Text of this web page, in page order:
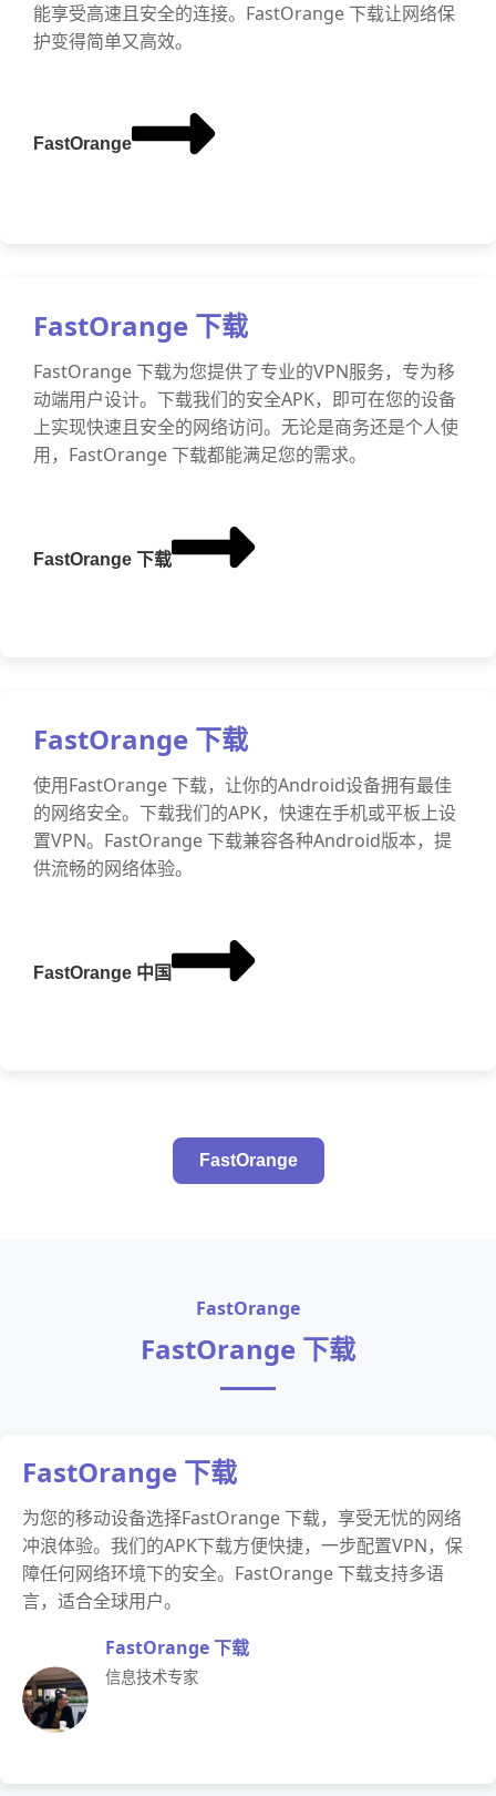
能享受高速且安全的连接。FastOrange 下载让网络保
护变得简单又高效。
FastOrange
FastOrange 下载
FastOrange 下载为您提供了专业的VPN服务，专为移
动端用户设计。下载我们的安全APK，即可在您的设备
上实现快速且安全的网络访问。无论是商务还是个人使
用，FastOrange 下载都能满足您的需求。
FastOrange 下载
FastOrange 下载
使用FastOrange 下载，让你的Android设备拥有最佳
的网络安全。下载我们的APK，快速在手机或平板上设
置VPN。FastOrange 下载兼容各种Android版本，提
供流畅的网络体验。
FastOrange 中国
FastOrange
FastOrange
FastOrange 下载
FastOrange 下载
为您的移动设备选择FastOrange 下载，享受无忧的网络
冲浪体验。我们的APK下载方便快捷，一步配置VPN，保
障任何网络环境下的安全。FastOrange 下载支持多语
言，适合全球用户。
FastOrange 下载
信息技术专家